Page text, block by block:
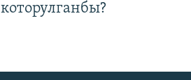
которулганбы?